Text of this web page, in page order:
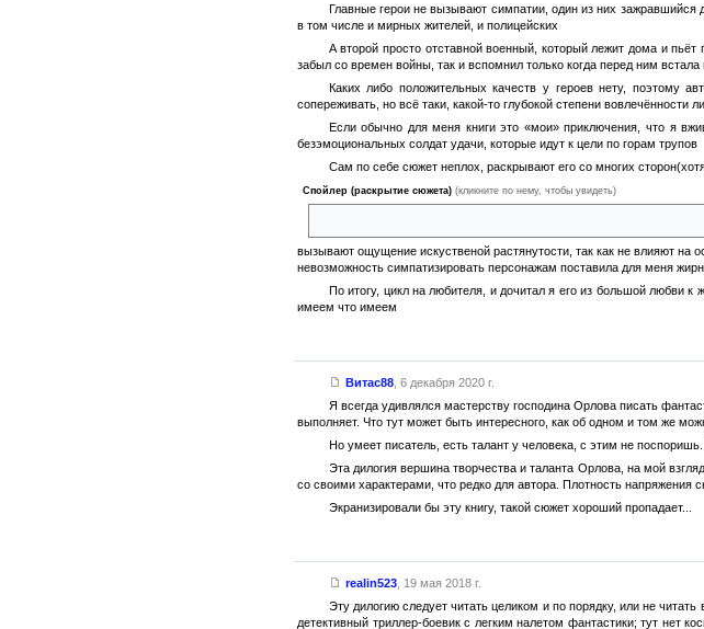
Главные герои не вызывают симпатии, один из них зажравшийся
в том числе и мирных жителей, и полицейских
А второй просто отставной военный, который лежит дома и
забыл со времен войны, так и вспомнил только когда перед ним встала
Каких либо положительных качеств у героев нету, поэтому
сопереживать, но всё таки, какой-то глубокой степени вовлечённости
Если обычно для меня книги это «мои» приключения, что я
безэмоциональных солдат удачи, которые идут к цели по горам трупов
Сам по себе сюжет неплох, раскрывают его со многих
Спойлер (раскрытие сюжета) (кликните по нему, чтобы увидеть)
вызывают ощущение искуственой растянутости, так как не влияют
невозможность симпатизировать персонажам поставила для меня
По итогу, цикл на любителя, и дочитал я его из большой любви
имеем что имеем
Витас88, 6 декабря 2020 г.
Я всегда удивлялся мастерству господина Орлова писать
выполняет. Что тут может быть интересного, как об одном и том же
Но умеет писатель, есть талант у человека, с этим не
Эта дилогия вершина творчества и таланта Орлова, на мой
со своими характерами, что редко для автора. Плотность напряжения
Экранизировали бы эту книгу, такой сюжет хороший пропадает...
realin523, 19 мая 2018 г.
Эту дилогию следует читать целиком и по порядку, или не
детективный триллер-боевик с легким налетом фантастики; тут нет